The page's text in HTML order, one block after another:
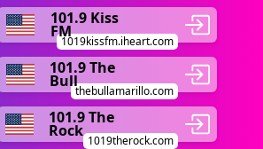
101.9 Kiss
FM
1019kissfm.iheart.com
101.9 The
Bull
thebullamarillo.com
101.9 The
Rock
1019therock.com